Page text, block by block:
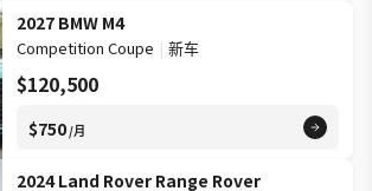
2027 BMW M4
Competition Coupe | 新车
$120,500
$750/月
2024 Land Rover Range Rover